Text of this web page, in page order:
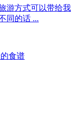
游方式可以带给我
同的话 ...
食谱